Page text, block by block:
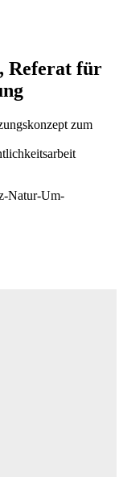
Referat für
zum
Natur-Um-